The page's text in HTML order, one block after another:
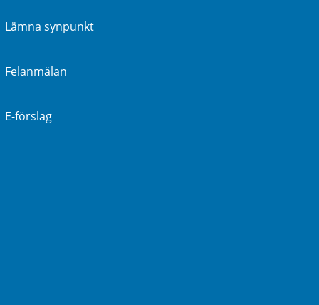
Lämna synpunkt
Felanmälan
E-förslag